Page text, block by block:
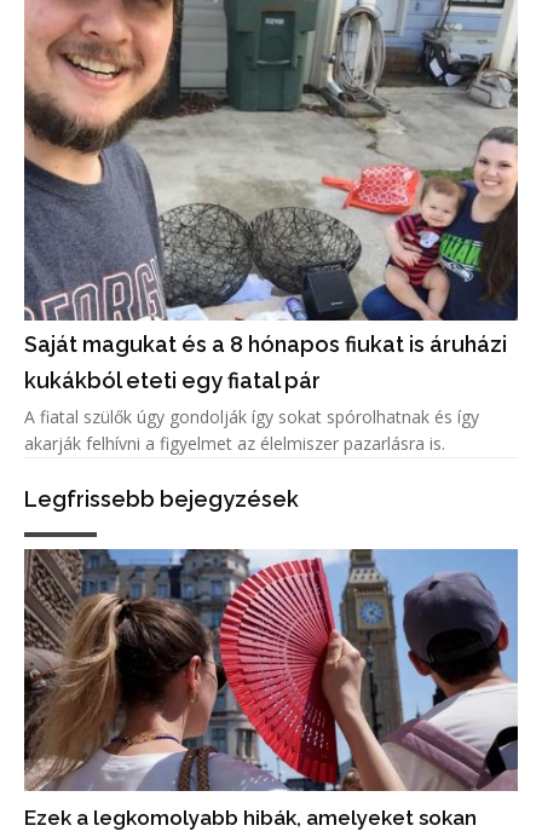
Saját magukat és a 8 hónapos fiukat is áruházi
kukákból eteti egy fiatal pár
A fiatal szülők úgy gondolják így sokat spórolhatnak és így
akarják felhívni a figyelmet az élelmiszer pazarlásra is.
Legfrissebb bejegyzések
Ezek a legkomolyabb hibák, amelyeket sokan